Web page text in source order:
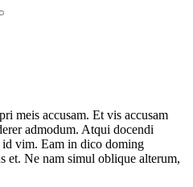
meis accusam. Et vis accusam
admodum. Atqui docendi
id vim. Eam in dico doming
et. Ne nam simul oblique alterum,